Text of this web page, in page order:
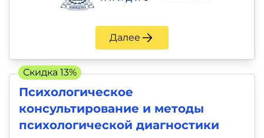
Далее
Психологическое
консультирование и методы
психологической диагностики
Скидка 13%